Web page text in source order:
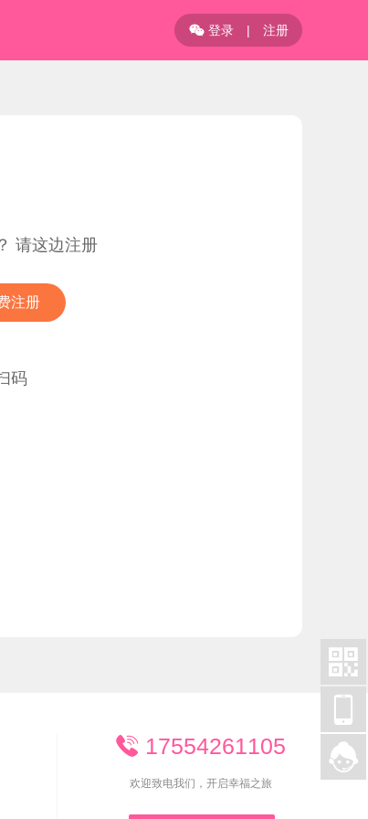
登录 | 注册
请这边注册
注册
码
 17554261105
欢迎致电我们，开启幸福之旅

